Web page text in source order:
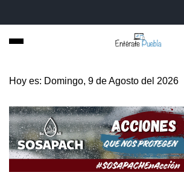
Hoy es: Domingo, 9 de Agosto del 2026